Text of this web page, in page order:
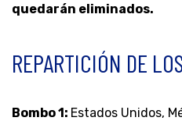
quedarán eliminados.
REPARTICIÓN DE
Bombo 1: Estados Unidos,